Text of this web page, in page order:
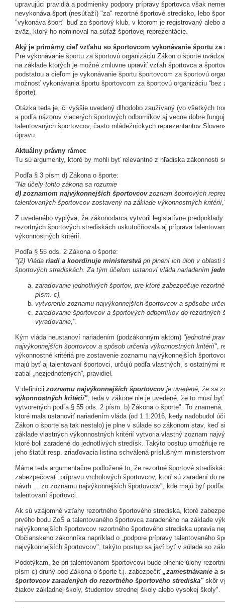
upravujúci pravidlá a podmienky podpory prípravy športovca však
nevykonáva šport (nesúťaží) "za" rezortné športové stredisko, lebo
"vykonáva šport" buď za športový klub, v ktorom je registrovaný alebo
zväz, ktorý ho nominoval na súťaž športovej reprezentácie.
Aký je primárny cieľ vzťahu so športovcom vykonávanie športu za
Pre vykonávanie športu za športovú organizáciu Zákon o športe
na základe ktorých je možné zmluvne upraviť vzťah športovca a
podstatou a cieľom je vykonávanie športu športovcom za športovú
možnosť vykonávania športu športovcom za športovú organizáciu
športe).
Otázka teda je, či vyššie uvedený dlhodobo zaužívaný (vo všetkých
a podľa názorov viacerých športových odborníkov aj vecne dobre
talentovaných športovcov, často mládežníckych reprezentantov
úpravu.
Aktuálny právny rámec
Tu sú argumenty, ktoré by mohli byť relevantné z hľadiska zákonnosti
Podľa § 3 písm d) Zákona o športe:
"Na účely tohto zákona sa rozumie
d) zoznamom najvýkonnejších športovcovzoznam športových
talentovaných športovcov zostavený na základe výkonnostných
Z uvedeného vyplýva, že zákonodarca vytvoril legislatívne
rezortných športových strediskách uskutočňovala aj príprava
výkonnostných kritérií.
Podľa § 55 ods. 2 Zákona o športe:
"(2) Vláda riadi a koordinuje ministerstvá pri plnení ich úloh v oblasti
športových strediskách. Za tým účelom ustanoví vláda nariadením
zaraďovanie jednotlivých športov, pre ktoré zabezpečuje
písm. c),
vytvorenie zoznamu najvýkonnejších športovcov a spôsobe
zaraďovanie športovcov a športových odborníkov do rezortných
vyraďovanie,".
Kým vláda neustanoví nariadením (podzákonným aktom) "jednotné
najvýkonnejších športovcov a spôsob určenia výkonnostných kritérií" ,
výkonnostné kritériá pre zostavenie zoznamu najvýkonnejších
majú byť aj talentovaní športovci, určujú podľa vlastných, s ostatnými
zatiaľ „nezjednotených”, pravidiel.
V definícii zoznamu najvýkonnejších športovcov je uvedené, že sa
výkonnostných kritérií", teda v zákone nie je uvedené, že to musí
vytvorených podľa § 55 ods. 2 písm. b) Zákona o športe". To znamená,
ktoré mala ustanoviť nariadením vláda (od 1.1.2016, kedy nadobudol
Zákon o športe sa tak nestalo) je plne v súlade so zákonom stav, keď
základe vlastných výkonnostných kritérií vytvoria vlastný zoznam
ktoré boli zaradené do jednotlivých stredísk. Takýto postup umožňuje
jeho štatút resp. zriaďovacia listina schválená príslušným
Máme teda argumentačne podložené to, že rezortné športové
zabezpečovať „prípravu vrcholových športovcov, ktorí sú zaradení do
návrh ... zo zoznamu najvýkonnejších športovcov", kde majú byť
talentovaní športovci.
Ak sú vzájomné vzťahy rezortného športového strediska, ktoré
prvého bodu ZoŠ a talentovaného športovca zaradeného na základe
najvýkonnejších športovcov rezortného športového strediska upravia
Občianskeho zákonníka napríklad o „podpore prípravy talentovaného
najvýkonnejších športovcov", takýto postup sa javí byť v súlade so
Podotýkam, že pri talentovanom športovcovi bude plnenie úlohy
písm c) druhý bod Zákona o športe t.j. zabezpečiť „zamestnávanie a
športovcov zaradených do rezortného športového strediska"skôr
žiakov základnej školy, študentov strednej školy alebo vysokej školy".